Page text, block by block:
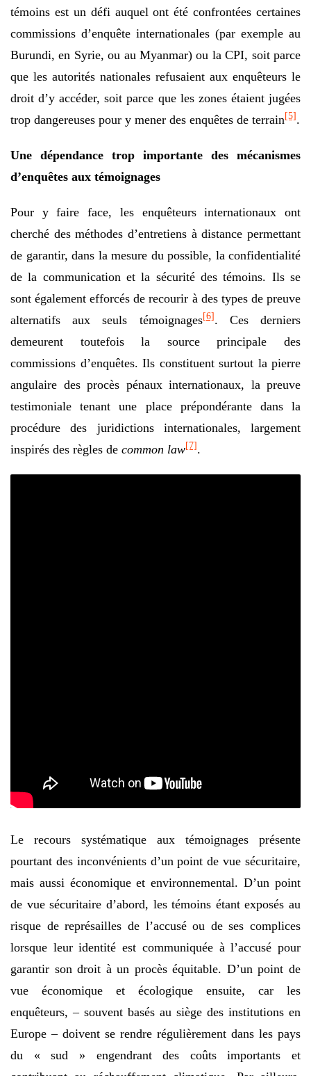
témoins est un défi auquel ont été confrontées certaines
commissions d’enquête internationales (par exemple au
Burundi, en Syrie, ou au Myanmar) ou la CPI, soit parce
que les autorités nationales refusaient aux enquêteurs le
droit d’y accéder, soit parce que les zones étaient jugées
trop dangereuses pour y mener des enquêtes de terrain[5].
Une dépendance trop importante des mécanismes
d’enquêtes aux témoignages
Pour y faire face, les enquêteurs internationaux ont
cherché des méthodes d’entretiens à distance permettant
de garantir, dans la mesure du possible, la confidentialité
de la communication et la sécurité des témoins. Ils se
sont également efforcés de recourir à des types de preuve
alternatifs aux seuls témoignages[6]. Ces derniers
demeurent toutefois la source principale des
commissions d’enquêtes. Ils constituent surtout la pierre
angulaire des procès pénaux internationaux, la preuve
testimoniale tenant une place prépondérante dans la
procédure des juridictions internationales, largement
inspirés des règles de common law[7].
Le recours systématique aux témoignages présente
pourtant des inconvénients d’un point de vue sécuritaire,
mais aussi économique et environnemental. D’un point
de vue sécuritaire d’abord, les témoins étant exposés au
risque de représailles de l’accusé ou de ses complices
lorsque leur identité est communiquée à l’accusé pour
garantir son droit à un procès équitable. D’un point de
vue économique et écologique ensuite, car les
enquêteurs, – souvent basés au siège des institutions en
Europe – doivent se rendre régulièrement dans les pays
du « sud » engendrant des coûts importants et